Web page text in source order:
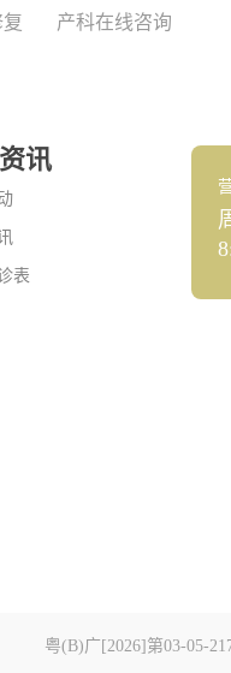
产科在线咨询
讯
表
粤(B)广[2026]第03-05-